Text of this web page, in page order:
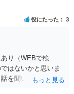
役にたった 3
り（WEBで検
はないかと思いま
を聞いてくれる